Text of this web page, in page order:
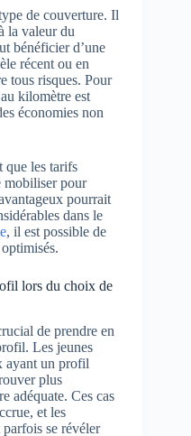
de couverture. Il
la valeur du
bénéficier d’une
récent ou en
tous risques. Pour
kilomètre est
économies non
que les tarifs
mobiliser pour
pourrait
dans le
, il est possible de
lors du choix de
de prendre en
Les jeunes
ayant un profil
plus
adéquate. Ces cas
et les
parfois se révéler